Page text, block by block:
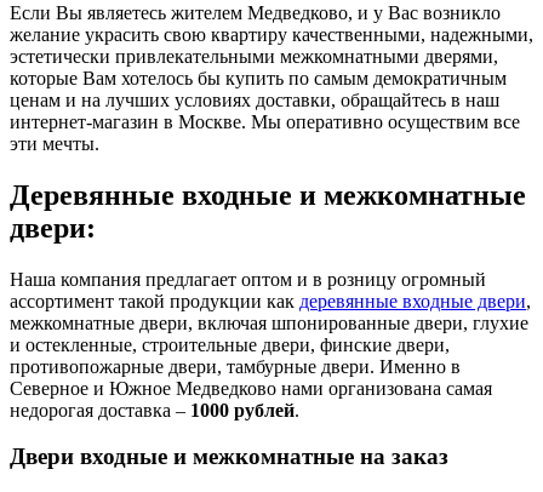
Если Вы являетесь жителем Медведково, и у Вас возникло
желание украсить свою квартиру качественными, надежными,
эстетически привлекательными межкомнатными дверями,
которые Вам хотелось бы купить по самым демократичным
ценам и на лучших условиях доставки, обращайтесь в наш
интернет-магазин в Москве. Мы оперативно осуществим все
эти мечты.
Деревянные входные и межкомнатные
двери:
Наша компания предлагает оптом и в розницу огромный
ассортимент такой продукции как деревянные входные двери,
межкомнатные двери, включая шпонированные двери, глухие
и остекленные, строительные двери, финские двери,
противопожарные двери, тамбурные двери. Именно в
Северное и Южное Медведково нами организована самая
недорогая доставка – 1000 рублей.
Двери входные и межкомнатные на заказ